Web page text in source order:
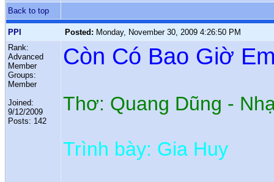
Back to top
PPI Posted: Monday, November 30, 2009 4:26:50 PM
Rank:
Advanced
Member
Groups:
Member
Joined:
9/12/2009
Posts: 142
Còn Có Bao Giờ
Thơ: Quang Dũng -
Trình bày: Gia Huy